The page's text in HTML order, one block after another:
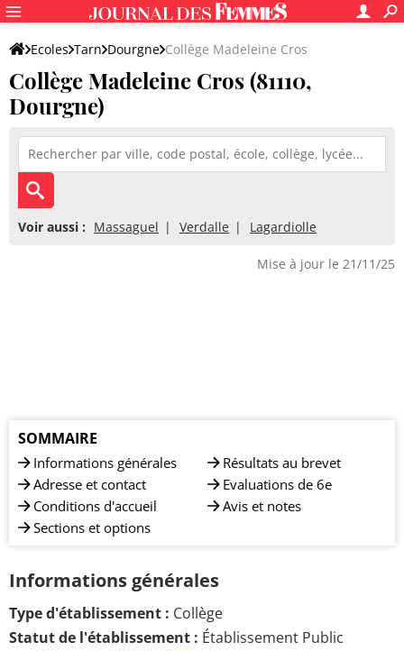
Ecoles Tarn Dourgne Collège Madeleine Cros
Collège Madeleine Cros (81110,
Dourgne)
Voir aussi : Massaguel Verdalle Lagardiolle
Mise à jour le 21/11/25
SOMMAIRE
Informations générales
Adresse et contact
Conditions d'accueil
Sections et options
Résultats au brevet
Evaluations de 6e
Avis et notes
Informations générales
Type d'établissement : Collège
Statut de l'établissement : Établissement Public